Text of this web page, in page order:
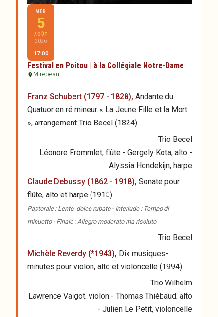
MER
5
AOÛT
2026
17:00
Festival en Poitou | à la Collégiale Notre-Dame
Mirebeau
Franz Schubert (1797 - 1828), Andante du
Quatuor en ré mineur « La Jeune Fille et la Mort
», arrangement Trio Becel (1824)
Trio Becel
Léonore Frommlet, flûte - Gergely Kota, alto -
Alyssia Hondekijn, harpe
Claude Debussy (1862 - 1918), Sonate pour
flûte, alto et harpe (1915)
Pastorale : Lento, dolce rubato - Interlude : Tempo di
minuetto - Finale : Allegro moderato ma risoluto
Trio Becel
Michèle Reverdy (*1943), Dix musiques-
minutes pour violon, alto et violoncelle (1994)
Trio Wilhelm
Lawrence Vaigot, violon - Thomas Thiébaud, alto
- Julien Le Petit, violoncelle